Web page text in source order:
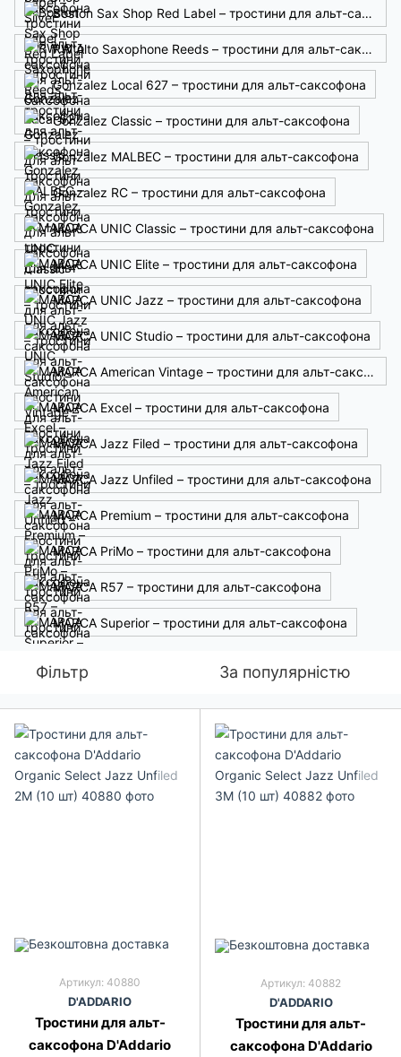
Boston Sax Shop Red Label – тростини для альт-саксофона
RW Alto Saxophone Reeds – тростини для альт-саксофона
Gonzalez Local 627 – тростини для альт-саксофона
Gonzalez Classic – тростини для альт-саксофона
Gonzalez MALBEC – тростини для альт-саксофона
Gonzalez RC – тростини для альт-саксофона
MARCA UNIC Classic – тростини для альт-саксофона
MARCA UNIC Elite – тростини для альт-саксофона
MARCA UNIC Jazz – тростини для альт-саксофона
MARCA UNIC Studio – тростини для альт-саксофона
MARCA American Vintage – тростини для альт-саксофона
MARCA Excel – тростини для альт-саксофона
MARCA Jazz Filed – тростини для альт-саксофона
MARCA Jazz Unfiled – тростини для альт-саксофона
MARCA Premium – тростини для альт-саксофона
MARCA PriMo – тростини для альт-саксофона
MARCA R57 – тростини для альт-саксофона
MARCA Superior – тростини для альт-саксофона
Фільтр За популярністю
Артикул: 40880
D'ADDARIO
Тростини для альт-
саксофона D'Addario
Артикул: 40882
D'ADDARIO
Тростини для альт-
саксофона D'Addario